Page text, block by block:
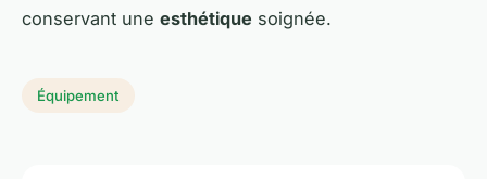
conservant une esthétique soignée.
Équipement